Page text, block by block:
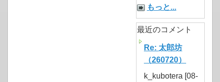
もっと...
最近のコメント
Re: 太郎坊
（260720）
k_kubotera [08-